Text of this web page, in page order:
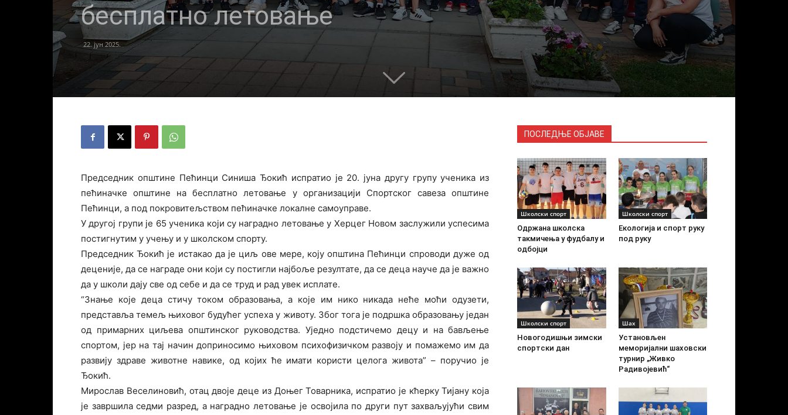
бесплатно летовање
22. јун 2025.
Председник општине Пећинци Синиша Ђокић испратио је 20. јуна другу групу ученика из
пећиначке општине на бесплатно летовање у организацији Спортског савеза општине
Пећинци, а под покровитељством пећиначке локалне самоуправе.
У другој групи је 65 ученика који су наградно летовање у Херцег Новом заслужили успесима
постигнутим у учењу и у школском спорту.
Председник Ђокић је истакао да је циљ ове мере, коју општина Пећинци спроводи дуже од
деценије, да се награде они који су постигли најбоље резултате, да се деца науче да је важно
да у школи дају све од себе и да се труд и рад увек исплате.
“Знање које деца стичу током образовања, а које им нико никада неће моћи одузети,
представља темељ њиховог будућег успеха у животу. Због тога је подршка образовању један
од примарних циљева општинског руководства. Уједно подстичемо децу и на бављење
спортом, јер на тај начин доприносимо њиховом психофизичком развоју и помажемо им да
развију здраве животне навике, од којих ће имати користи целога живота” – поручио је
Ђокић.
Мирослав Веселиновић, отац двоје деце из Доњег Товарника, испратио је кћерку Тијану која
је завршила седми разред, а наградно летовање је освојила по други пут захваљујући свим
ПОСЛЕДЊЕ ОБЈАВЕ
Школски спорт
Одржана школска
такмичења у фудбалу и
одбојци
Школски спорт
Екологија и спорт руку
под руку
Школски спорт
Новогодишњи зимски
спортски дан
Шах
Установљен
меморијални шаховски
турнир „Живко
Радивојевић“